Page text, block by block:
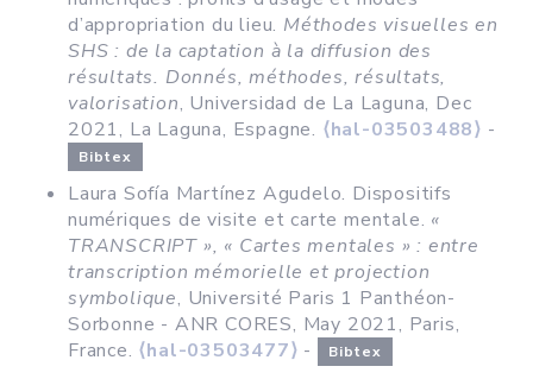
d’appropriation du lieu. Méthodes visuelles en
SHS : de la captation à la diffusion des
résultats. Donnés, méthodes, résultats,
valorisation, Universidad de La Laguna, Dec
2021, La Laguna, Espagne. ⟨hal-03503488⟩ -
Bibtex
Laura Sofía Martínez Agudelo. Dispositifs
numériques de visite et carte mentale. «
TRANSCRIPT », « Cartes mentales » : entre
transcription mémorielle et projection
symbolique, Université Paris 1 Panthéon-
Sorbonne - ANR CORES, May 2021, Paris,
France. ⟨hal-03503477⟩ - Bibtex